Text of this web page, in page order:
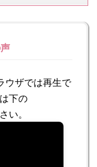
ウザでは再生で
下の
い。